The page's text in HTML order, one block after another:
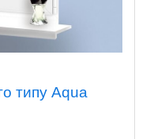
типу Aqua